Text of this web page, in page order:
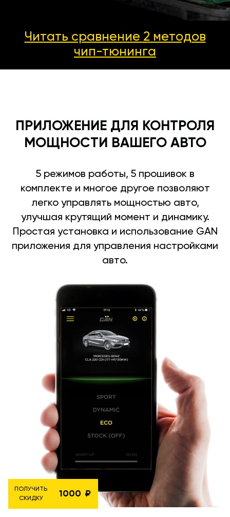
Читать сравнение 2 методов
чип-тюнинга
ПРИЛОЖЕНИЕ ДЛЯ КОНТРОЛЯ
МОЩНОСТИ ВАШЕГО АВТО
5 режимов работы, 5 прошивок в
комплекте и многое другое позволяют
легко управлять мощностью авто,
улучшая крутящий момент и динамику.
Простая установка и использование GAN
приложения для управления настройками
авто.
ПОЛУЧИТЬ
СКИДКУ
1000